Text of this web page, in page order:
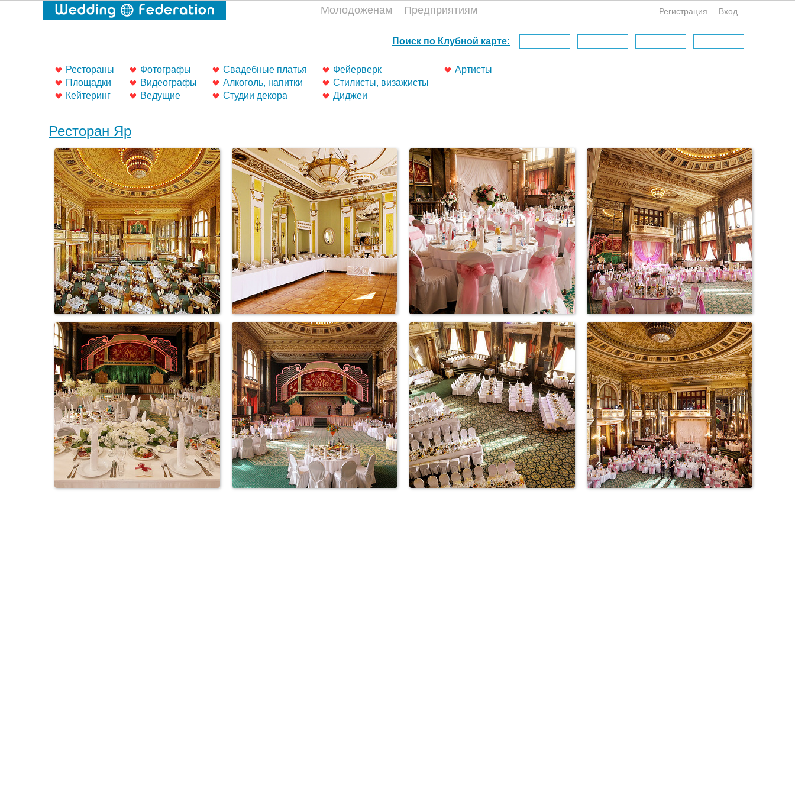
Молодоженам Предприятиям Регистрация Вход
Рестораны
Площадки
Кейтеринг
Фотографы
Видеографы
Ведущие
Свадебные платья
Алкоголь, напитки
Студии декора
Фейерверк
Стилисты, визажисты
Диджеи
Артисты
Ресторан Яр